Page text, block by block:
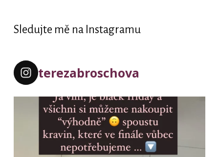
Sledujte mě na Instagramu
terezabroschova